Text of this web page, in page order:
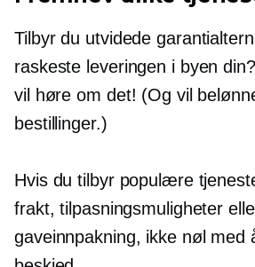
Tilbyr du utvidede
raskeste leveringen i byen
vil høre om det! (Og vil
bestillinger.)
Hvis du tilbyr populære
frakt, tilpasningsmuligheter
gaveinnpakning, ikke nøl med